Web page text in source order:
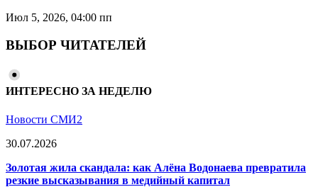
Июл 5, 2026, 04:00 пп
ВЫБОР ЧИТАТЕЛЕЙ
ИНТЕРЕСНО ЗА НЕДЕЛЮ
Новости СМИ2
30.07.2026
Золотая жила скандала: как Алёна Водонаева превратила
резкие высказывания в медийный капитал